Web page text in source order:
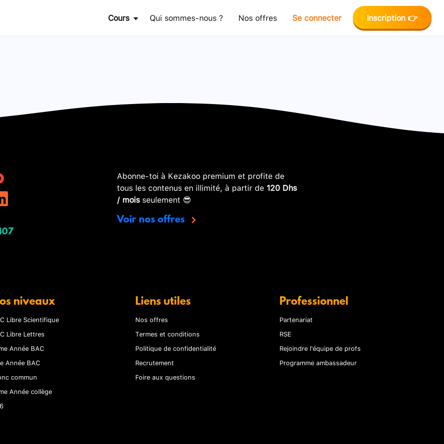
Cours Qui sommes-nous ? Nos offres Se connecter Inscription 👉
Abonne-toi à Kezakoo premium et profite de
tous les contenus en illimité, à partir de 120 Dhs
/ moisseulement 😎
Voir nos offres
niveaux
Libre Scientifique
Libre Lettres
Année BAC
Année BAC
commun
Année collège
Liens utiles
Nos offres
Termes et conditions
Politique de confidentialité
Recrutement
Foire aux questions
Professionnel
Partenariat
RSE
Rejoindre l'équipe de profs
Programme ambassadeur